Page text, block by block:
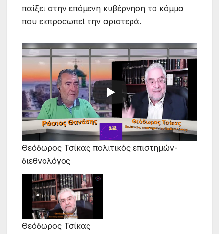
παίξει στην επόμενη κυβέρνηση το κόμμα
που εκπροσωπεί την αριστερά.
Θεόδωρος Τσίκας πολιτικός επιστημών-
διεθνολόγος
Θεόδωρος Τσίκας